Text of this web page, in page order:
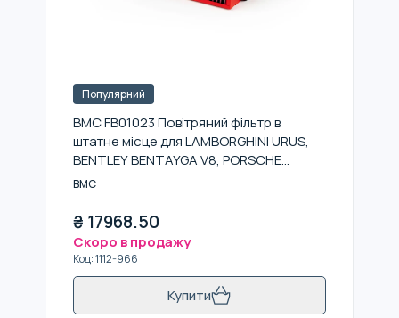
Популярний
BMC FB01023 Повітряний фільтр в
штатне місце для LAMBORGHINI URUS,
BENTLEY BENTAYGA V8, PORSCHE
CAYENNE 536 (E3), AUDI RS Q8
BMC
₴ 17968.50
Скоро в продажу
Код:1112-966
Купити